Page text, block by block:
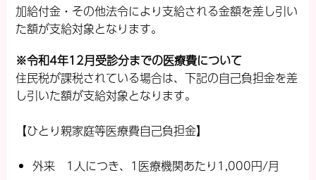
加給付金・その他法令により支給される金額を差し引い
た額が支給対象となります。
※令和4年12月受診分までの医療費について
住民税が課税されている場合は、下記の自己負担金を差
し引いた額が支給対象となります。
【ひとり親家庭等医療費自己負担金】
外来 1人につき、1医療機関あたり1,000円/月